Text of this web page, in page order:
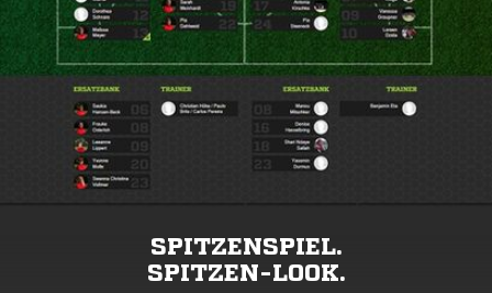
SPITZENSPIEL.
SPITZEN-LOOK.